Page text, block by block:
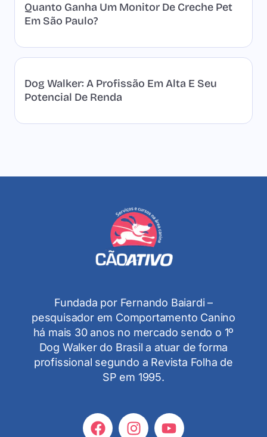
Quanto Ganha Um Monitor De Creche Pet
Em São Paulo?
Dog Walker: A Profissão Em Alta E Seu
Potencial De Renda
Fundada por Fernando Baiardi –
pesquisador em Comportamento Canino
há mais 30 anos no mercado sendo o 1º
Dog Walker do Brasil a atuar de forma
profissional segundo a Revista Folha de
SP em 1995.